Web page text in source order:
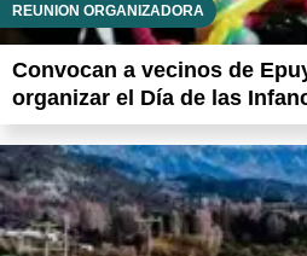
REUNION ORGANIZADORA
Convocan a vecinos de
organizar el Día de las